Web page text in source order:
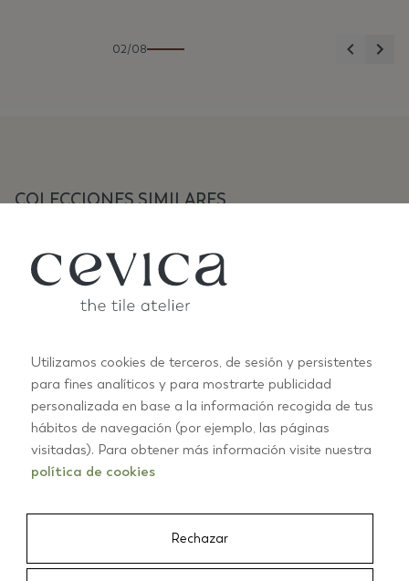
02/08 Anterior
COLECCIONES SIMILARES
ANTIC PASTELS
+10
Utilizamos cookies de terceros, de sesión y persistentes
para fines analíticos y para mostrarte publicidad
personalizada en base a la información recogida de tus
hábitos de navegación (por ejemplo, las páginas
visitadas). Para obtener más información visite nuestra
política de cookies
Rechazar